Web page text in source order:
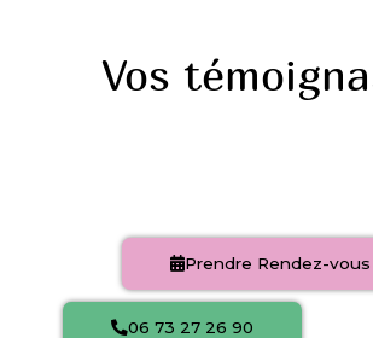
Vos
Prendre Rendez-vous
06 73 27 26 90